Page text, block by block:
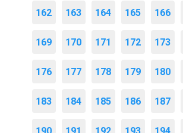
162 163 164 165 166
169 170 171 172 173
176 177 178 179 180
183 184 185 186 187